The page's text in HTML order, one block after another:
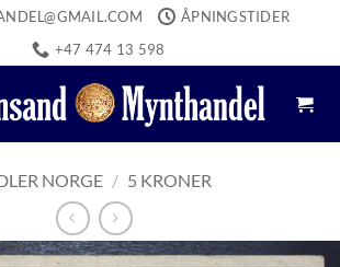
ÅPNINGSTIDER
+47 474 13 598
NORGE / 5 KRONER